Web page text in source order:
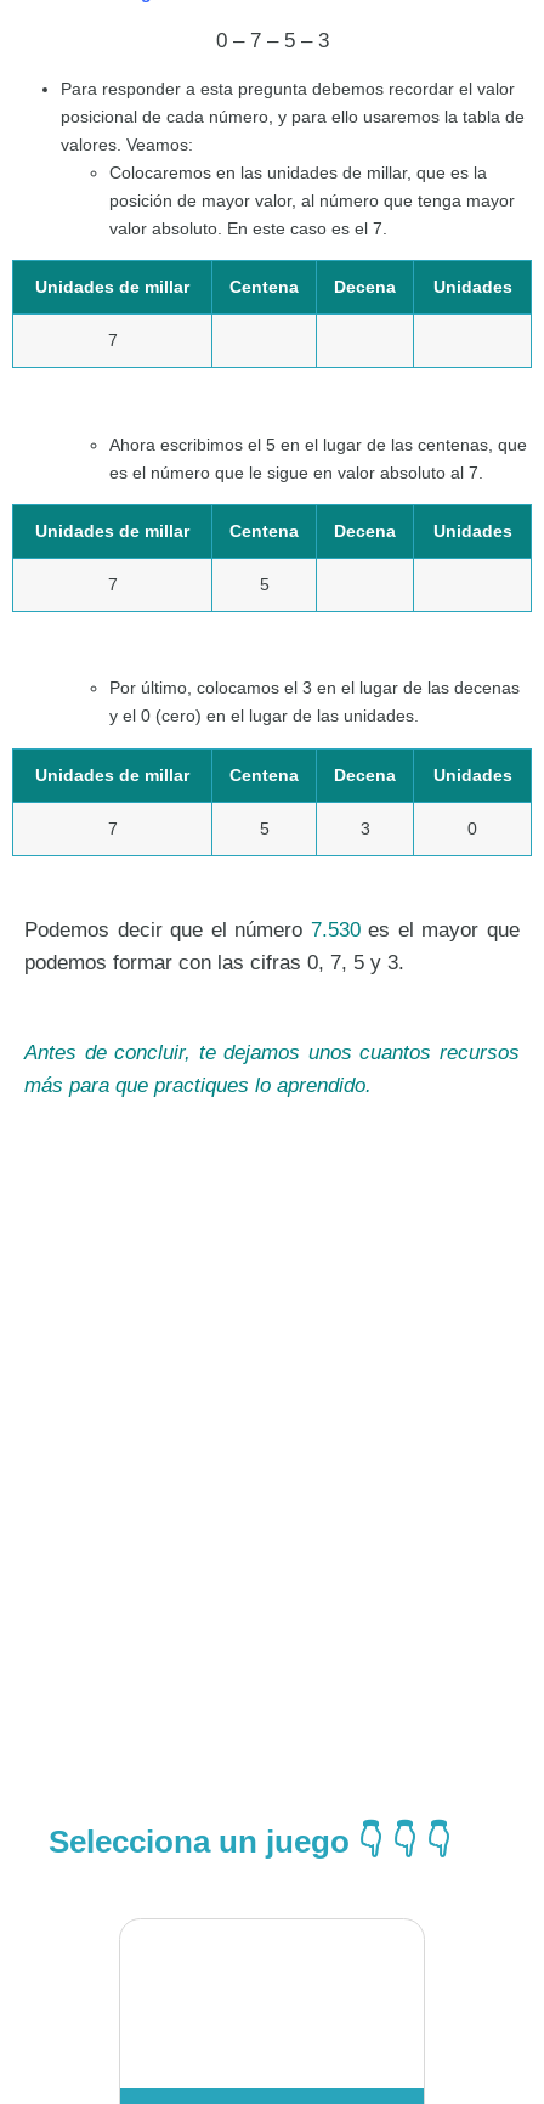
0 – 7 – 5 – 3
Para responder a esta pregunta debemos recordar el valor
posicional de cada número, y para ello usaremos la tabla de
valores. Veamos:
Colocaremos en las unidades de millar, que es la
posición de mayor valor, al número que tenga mayor
valor absoluto. En este caso es el 7.
Unidades de millar Centena Decena Unidades
7
Ahora escribimos el 5 en el lugar de las centenas, que
es el número que le sigue en valor absoluto al 7.
Unidades de millar Centena Decena Unidades
7 5
Por último, colocamos el 3 en el lugar de las decenas
y el 0 (cero) en el lugar de las unidades.
Unidades de millar Centena Decena Unidades
7 5 3 0
Podemos decir que el número 7.530es el mayor que
podemos formar con las cifras 0, 7, 5 y 3.
Antes de concluir, te dejamos unos cuantos recursos
más para que practiques lo aprendido.
Selecciona un juego 👇 👇 👇